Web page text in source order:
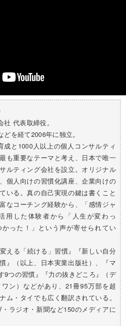
代表取締役。
を経て2006年に独立。
と1000人以上の個人コンサルティ
も重要なテーマと考え、日本で唯一
ルティング会社を設立。オリジナル
個人向けの習慣化講座、企業向けの
いる。真の自己実現の鍵は書くこと
なコーチング経験から、「感情ジャ
用した体験者から「人生が変わっ
った！」という声が寄せられてい
える「続ける」習慣』『新しい自分
』（以上、日本実業出版社）、『マ
9つの習慣』『力の抜きどころ』（デ
ン）などがあり、21冊95万部を超
ム・タイでも広く翻訳されている。
ラジオ・新聞など150のメディアに